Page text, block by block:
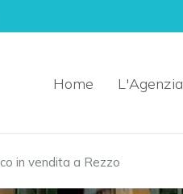
Home L'Agenzia
in vendita a Rezzo